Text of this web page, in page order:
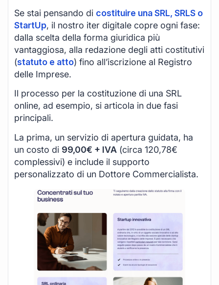
Se stai pensando di costituire una SRL, SRLS o
StartUp, il nostro iter digitale copre ogni fase:
dalla scelta della forma giuridica più
vantaggiosa, alla redazione degli atti costitutivi
(statuto e atto) fino all’iscrizione al Registro
delle Imprese.
Il processo per la costituzione di una SRL
online, ad esempio, si articola in due fasi
principali.
La prima, un servizio di apertura guidata, ha
un costo di 99,00€ + IVA (circa 120,78€
complessivi) e include il supporto
personalizzato di un Dottore Commercialista.